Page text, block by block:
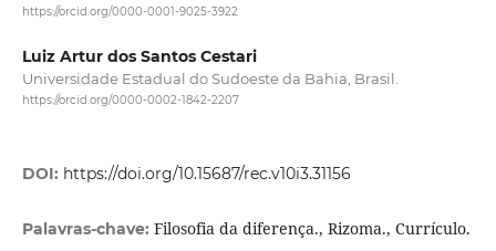
https://orcid.org/0000-0001-9025-3922
Luiz Artur dos Santos Cestari
Universidade Estadual do Sudoeste da Bahia, Brasil.
https://orcid.org/0000-0002-1842-2207
DOI: https://doi.org/10.15687/rec.v10i3.31156
Palavras-chave: Filosofia da diferença., Rizoma., Currículo.